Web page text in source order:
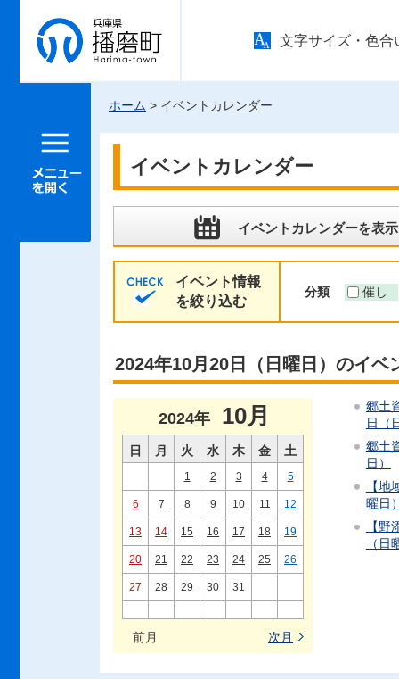
兵庫県 播
磨町
文字サイズ・色合
メニュー
ホーム > イベントカレンダー
イベントカレンダー
イベントカレンダーを表示
イベント情報
を絞り込む
分類 催し
2024年10月20日（日曜日）のイベ
2024年 10月
日 月 火 水 木 金 土
1 2 3 4 5
6 7 8 9 10 11 12
13 14 15 16 17 18 19
20 21 22 23 24 25 26
27 28 29 30 31
前月 次月
郷土
日（
郷土
日）
【
曜日
【
（日